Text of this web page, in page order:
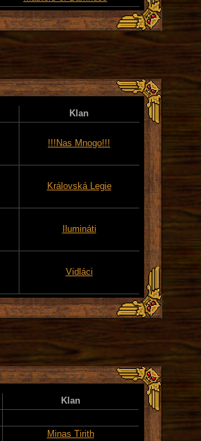
Klan
!!!Nas Mnogo!!!
Královská Legie
Ilumináti
Vidláci
Klan
Minas Tirith